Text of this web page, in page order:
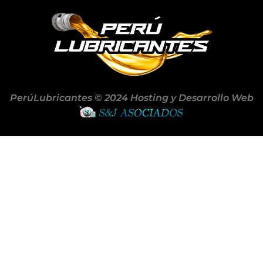
PerúLubricantes © 2024 Hosting y Desarrollo Web